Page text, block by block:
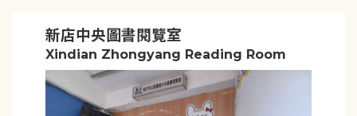
新店中央圖書閱覽室
Xindian Zhongyang Reading Room